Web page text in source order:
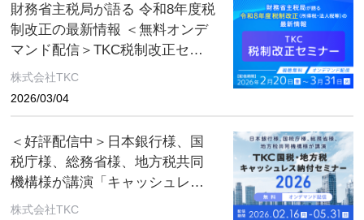
財務省主税局が語る 令和8年度税
制改正の最新情報 ＜無料オンデ
マンド配信＞TKC税制改正セミ
ナー 2026年3月31日（火）まで
株式会社TKC
2026/03/04
＜好評配信中＞日本銀行様、国
税庁様、総務省様、地方税共同
機構様が講演「キャッシュレス
で納税を」—キャッシュレス納
株式会社TKC